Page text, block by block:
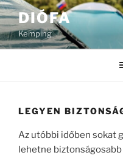
Tartalomhoz
DIÓFA
Kemping
LEGYEN
Az utóbbi időben sokat
lehetne